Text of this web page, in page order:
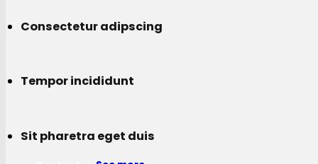
Consectetur adipscing
Tempor incididunt
Sit pharetra eget duis